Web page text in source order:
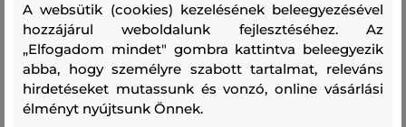
Szezon: SS23 Termék kódja230W3239-323-KC-999
Összetétel
felső anyag
A websütik (cookies) kezelésének beleegyezésével
hozzájárul weboldalunk fejlesztéséhez. Az
„Elfogadom mindet" gombra kattintva beleegyezik
abba, hogy személyre szabott tartalmat, releváns
hirdetéseket mutassunk és vonzó, online vásárlási
élményt nyújtsunk Önnek.